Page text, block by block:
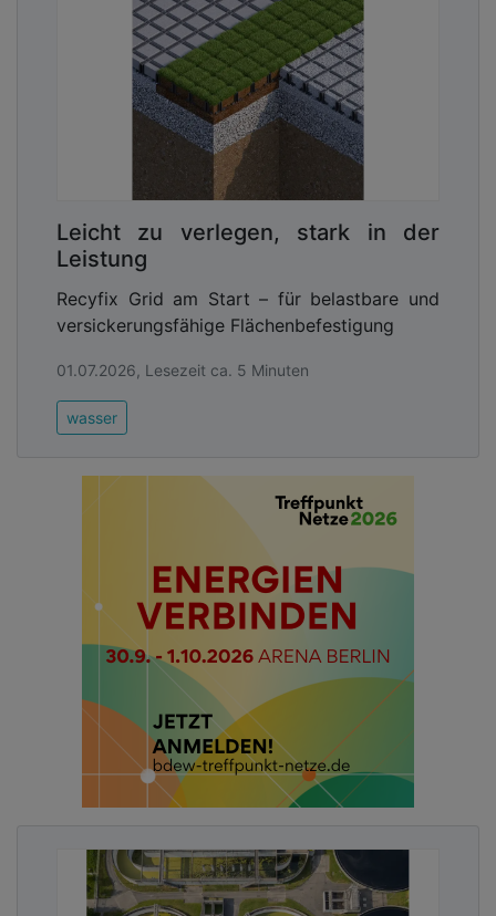
Leicht zu verlegen, stark in der
Leistung
Recyfix Grid am Start – für belastbare und
versickerungsfähige Flächenbefestigung
01.07.2026, Lesezeit ca. 5 Minuten
wasser